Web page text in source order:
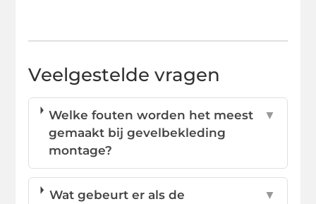
Veelgestelde vragen
Welke fouten worden het meest
gemaakt bij gevelbekleding
montage?
▼
Wat gebeurt er als de
▼